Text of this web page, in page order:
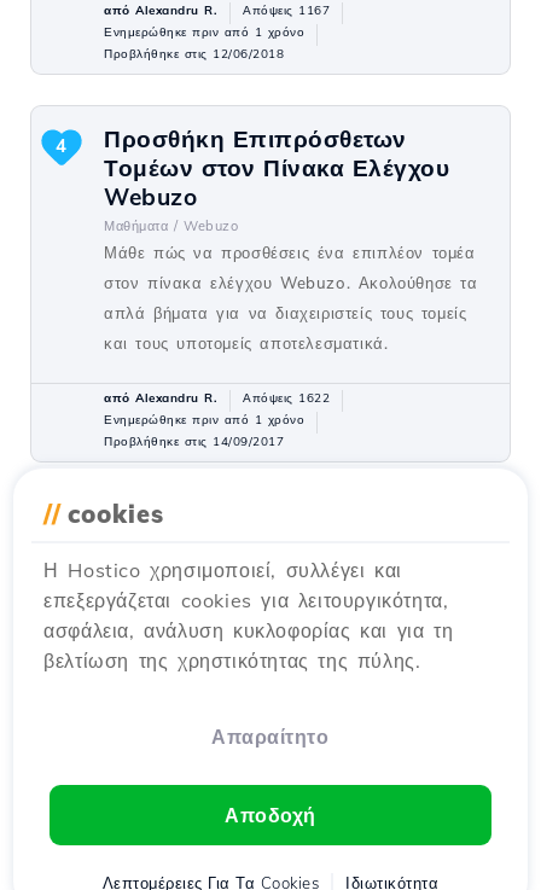
από Alexandru R.
Απόψεις 1167
Ενημερώθηκε πριν από 1 χρόνο
Προβλήθηκε στις 12/06/2018
Προσθήκη Επιπρόσθετων
Τομέων στον Πίνακα Ελέγχου
Webuzo
Μαθήματα / Webuzo
Μάθε πώς να προσθέσεις ένα επιπλέον τομέα
στον πίνακα ελέγχου Webuzo. Ακολούθησε τα
απλά βήματα για να διαχειριστείς τους τομείς
και τους υποτομείς αποτελεσματικά.
4
από Alexandru R.
Απόψεις 1622
Ενημερώθηκε πριν από 1 χρόνο
Προβλήθηκε στις 14/09/2017
Διαχείριση Domain στο πάνελ
Μαθήματα / Webuzo
Μάθετε πώς να διαχειρίζεστε τα επιπρόσθετα
domains στον πίνακα ελέγχου Webuzo. Το
tutorial καλύπτει τα βήματα για επεξεργασία,
από Alexandru R.
Απόψεις 1397
Ενημερώθηκε πριν από 1 χρόνο
// cookies
Η Hostico χρησιμοποιεί, συλλέγει και
επεξεργάζεται cookies για λειτουργικότητα,
ασφάλεια, ανάλυση κυκλοφορίας και για τη
βελτίωση της χρηστικότητας της πύλης.
Απαραίτητο
Αποδοχή
Λεπτομέρειες Για Τα Cookies Ιδιωτικότητα